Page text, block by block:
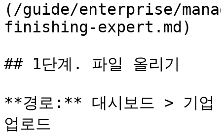
(/guide/enterprise/
finishing-expert.md)
## 1단계. 파일 올리기
**경로:** 대시보드 > 기업
업로드